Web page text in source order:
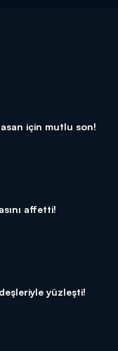
akşamı 20.00'de
için mutlu son!
affetti!
yüzleşti!